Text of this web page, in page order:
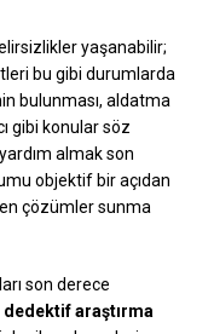
yaşanabilir;
bu gibi durumlarda
bulunması, aldatma
gibi konular söz
almak son
objektif bir açıdan
çözümler sunma
son derece
araştırma